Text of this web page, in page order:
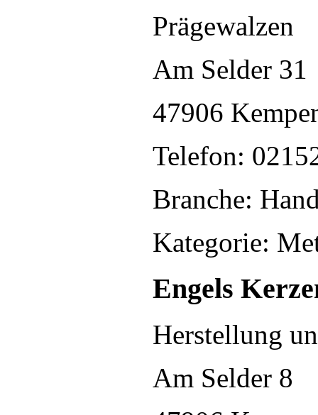
Prägewalzen
Am Selder 31
47906
Telefon:
Branche:
Kategorie:
Engels
Herstellung
Am Selder 8